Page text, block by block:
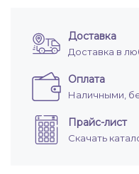
Доставка
Доставка в
Оплата
Наличными,
Прайс-лист
Скачать